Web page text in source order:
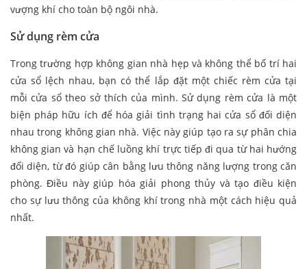
vượng khí cho toàn bộ ngôi nhà.
Sử dụng rèm cửa
Trong trường hợp không gian nhà hẹp và không thể bố trí hai
cửa sổ lệch nhau, bạn có thể lắp đặt một chiếc rèm cửa tại
mỗi cửa sổ theo sở thích của mình. Sử dụng rèm cửa là một
biện pháp hữu ích để hóa giải tình trạng hai cửa sổ đối diện
nhau trong không gian nhà. Việc này giúp tạo ra sự phân chia
không gian và hạn chế luồng khí trực tiếp đi qua từ hai hướng
đối diện, từ đó giúp cân bằng lưu thông năng lượng trong căn
phòng. Điều này giúp hóa giải phong thủy và tạo điều kiện
cho sự lưu thông của không khí trong nhà một cách hiệu quả
nhất.